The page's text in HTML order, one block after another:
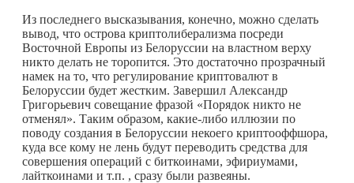
Из последнего высказывания, конечно, можно сделать
вывод, что острова криптолиберализма посреди
Восточной Европы из Белоруссии на властном верху
никто делать не торопится. Это достаточно прозрачный
намек на то, что регулирование криптовалют в
Белоруссии будет жестким. Завершил Александр
Григорьевич совещание фразой «Порядок никто не
отменял». Таким образом, какие-либо иллюзии по
поводу создания в Белоруссии некоего криптооффшора,
куда все кому не лень будут переводить средства для
совершения операций с биткоинами, эфириумами,
лайткоинами и т.п. , сразу были развеяны.